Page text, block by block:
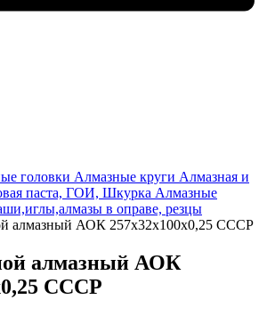
головки Алмазные круги Алмазная и
паста, ГОИ, Шкурка Алмазные
в оправе, резцы
алмазный АОК 257х32х100х0,25 СССР
алмазный АОК
СССР